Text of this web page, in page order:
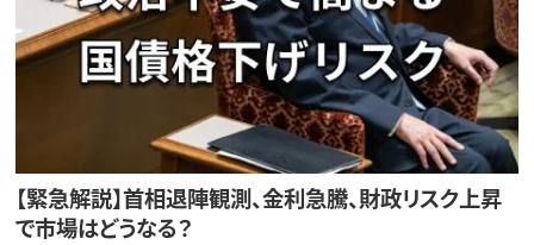
【緊急解説】首相退陣観測、金利急騰、財政リスク上昇
で市場はどうなる？